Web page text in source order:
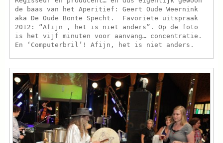
de baas van het Aperitief: Geert Oude Weernink
aka De Oude Bonte Specht. Favoriete uitspraak
2012: “Afijn , het is niet anders”. Op de foto
is het vijf minuten voor aanvang… concentratie.
En ‘Computerbril’! Afijn, het is niet anders.